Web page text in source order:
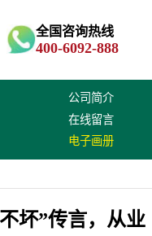
全国咨询热线
400-6092-888
公司简介
在线留言
电子画册
坏”传言，从业